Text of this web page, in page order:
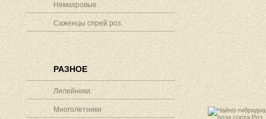
Немахровые
Саженцы спрей роз.
РАЗНОЕ
Лилейники.
Многолетники